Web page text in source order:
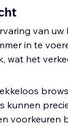
van
in te
wat het
kunnen
voorkeuren